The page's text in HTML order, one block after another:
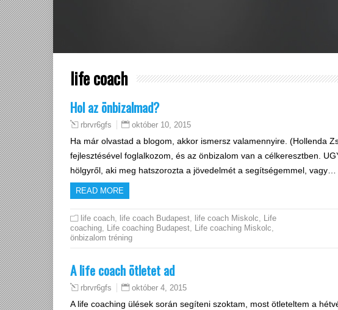
life coach
Hol az önbizalmad?
rbrvr6gfs október 10, 2015
Ha már olvastad a blogom, akkor ismersz valamennyire. (Hollenda
fejlesztésével foglalkozom, és az önbizalom van a célkeresztben.
hölgyről, aki meg hatszorozta a jövedelmét a segítségemmel, vagy…
READ MORE
life coach, life coach Budapest, life coach Miskolc, Life
coaching, Life coaching Budapest, Life coaching Miskolc,
önbizalom tréning
A life coach ötletet ad
rbrvr6gfs október 4, 2015
A life coaching ülések során segíteni szoktam, most ötleteltem a